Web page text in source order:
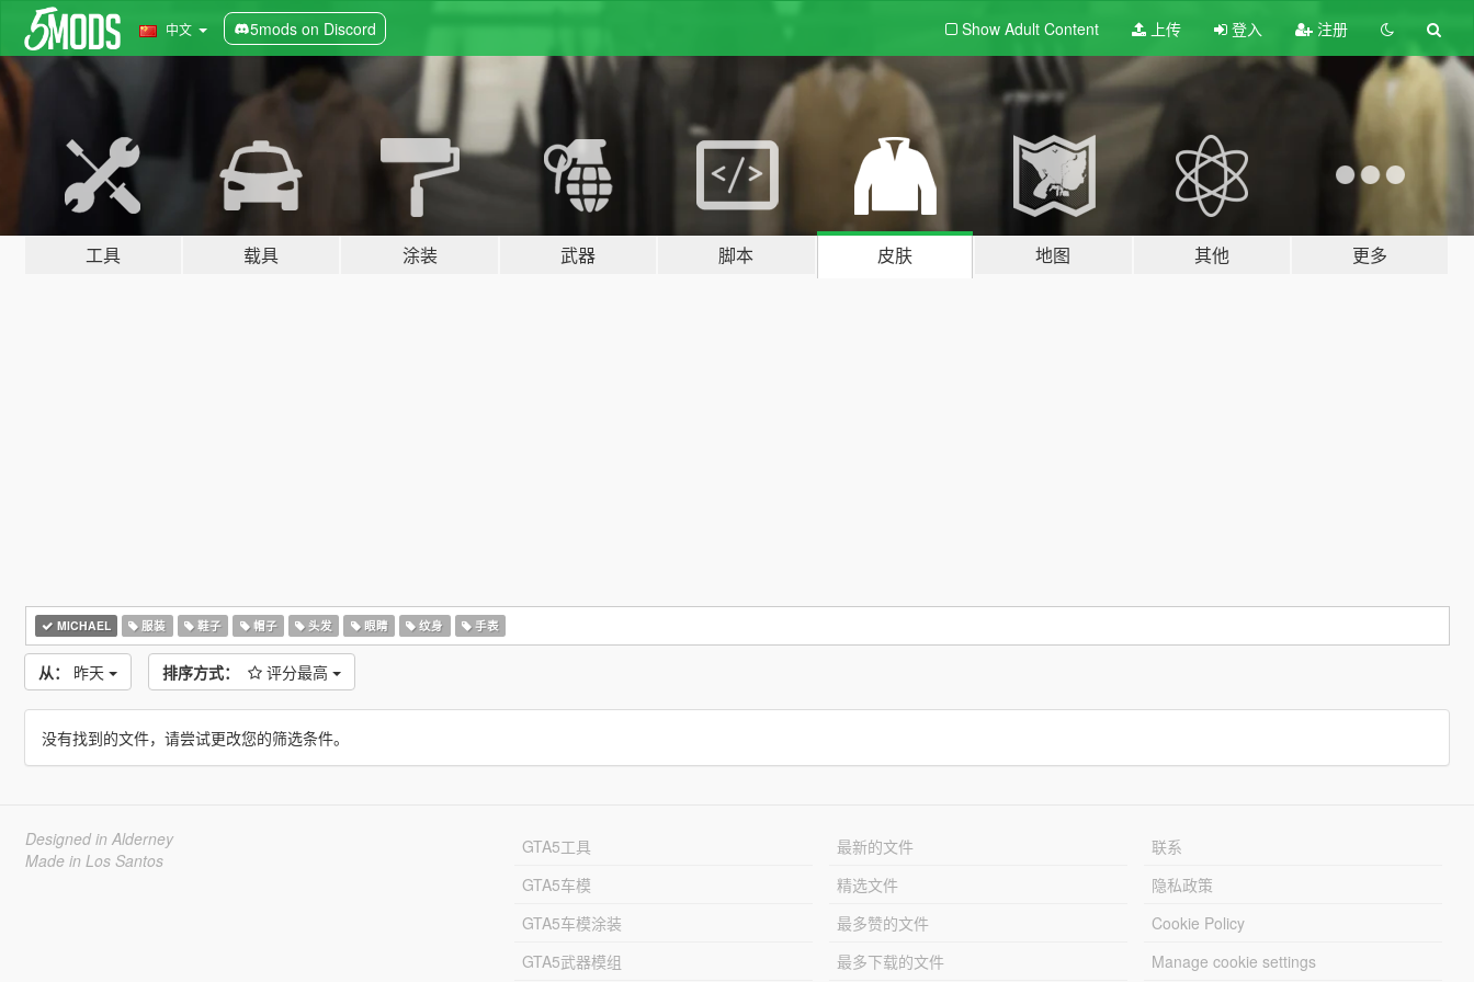
中文 5mods on Discord Show Adult Content 上传 登入 注册
工具 载具 涂装 武器 脚本 皮肤 地图 其他 更多
MICHAEL 服装 鞋子 帽子 头发 眼睛 纹身 手表
从： 昨天 排序方式： 评分最高
没有找到的文件，请尝试更改您的筛选条件。
Designed in Alderney
Made in Los Santos
GTA5工具
GTA5车模
GTA5车模涂装
GTA5武器模组
最新的文件
精选文件
最多赞的文件
最多下载的文件
联系
隐私政策
Cookie Policy
Manage cookie settings